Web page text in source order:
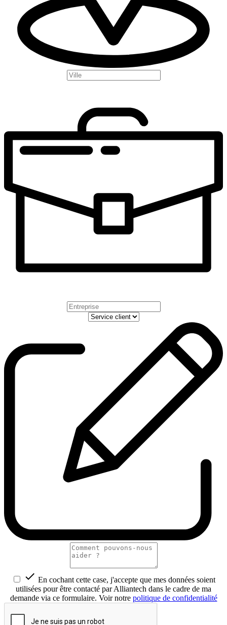
 En cochant cette case, j'accepte que mes données soient
utilisées pour être contacté par Alliantech dans le cadre de ma
demande via ce formulaire. Voir notre politique de confidentialité